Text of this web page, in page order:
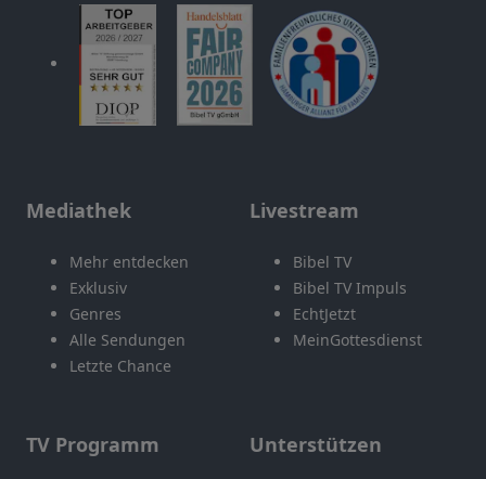
Mediathek
Mehr entdecken
Exklusiv
Genres
Alle Sendungen
Letzte Chance
Livestream
Bibel TV
Bibel TV Impuls
EchtJetzt
MeinGottesdienst
TV Programm Unterstützen